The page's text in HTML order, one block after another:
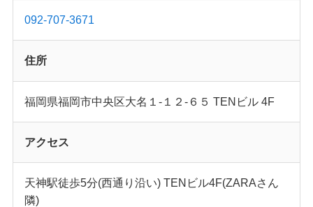
092-707-3671
住所
福岡県福岡市中央区大名１‐１２‐６５ TENビル 4F
アクセス
天神駅徒歩5分(西通り沿い) TENビル4F(ZARAさん
隣)